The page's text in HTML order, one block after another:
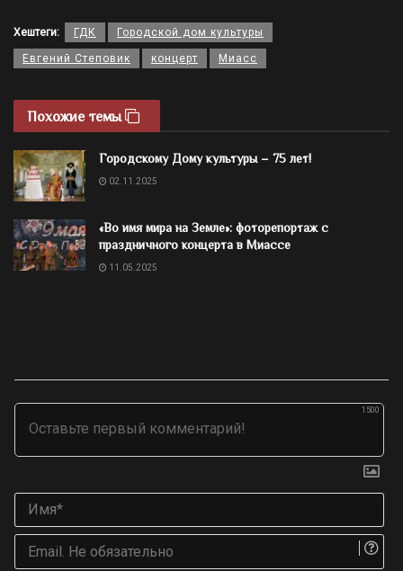
Хештеги: ГДК Городской дом культуры
Евгений Степовик концерт Миасс
Похожие темы
Городскому Дому культуры – 75 лет!
02.11.2025
«Во имя мира на Земле»: фоторепортаж с
праздничного концерта в Миассе
11.05.2025
1500